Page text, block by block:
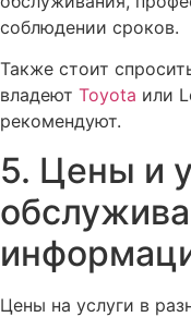
соблюдении сроков.
Также стоит
владеют Toyota или
рекомендуют.
5. Цены и
Цены на услуги в